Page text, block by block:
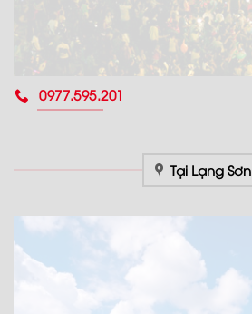
0977.595.201
Tại Lạng Sơn